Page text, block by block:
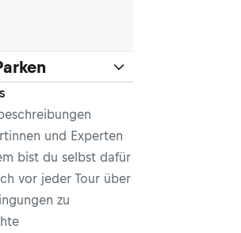
und Experten
bist du selbst dafür
vor jeder Tour über
zu